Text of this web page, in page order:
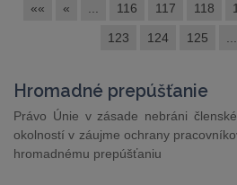
«« « 116 117 118
123 124 125
Hromadné prepúšťanie
Právo Únie v zásade nebráni
okolností v záujme ochrany
hromadnému prepúšťaniu